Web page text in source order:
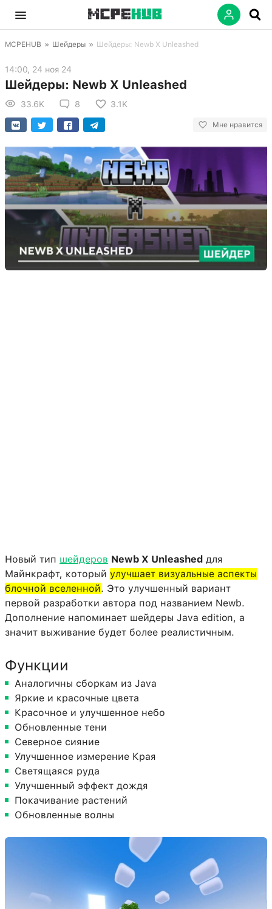
MCPEHUB » Шейдеры » Шейдеры: Newb X Unleashed
14:00, 24 ноя 24
Шейдеры: Newb X Unleashed
33.6K 8 3.1K
Мне нравится
Новый тип шейдеров Newb X Unleashed для
Майнкрафт, который улучшает визуальные аспекты
блочной вселенной. Это улучшенный вариант
первой разработки автора под названием Newb.
Дополнение напоминает шейдеры Java edition, а
значит выживание будет более реалистичным.
Функции
Аналогичны сборкам из Java
Яркие и красочные цвета
Красочное и улучшенное небо
Обновленные тени
Северное сияние
Улучшенное измерение Края
Светящаяся руда
Улучшенный эффект дождя
Покачивание растений
Обновленные волны